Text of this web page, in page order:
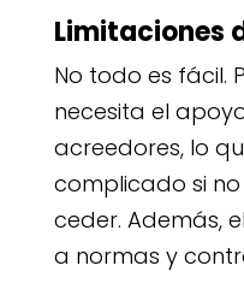
Limitaciones
No todo es fácil.
necesita el
acreedores, lo
complicado si
ceder. Además,
a normas y